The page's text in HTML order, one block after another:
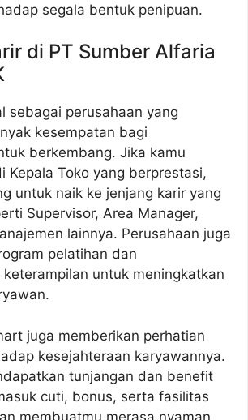
segala bentuk penipuan.
di PT Sumber Alfaria
sebagai perusahaan yang
kesempatan bagi
berkembang. Jika kamu
Kepala Toko yang berprestasi,
untuk naik ke jenjang karir yang
Supervisor, Area Manager,
lainnya. Perusahaan juga
pelatihan dan
untuk meningkatkan
juga memberikan perhatian
kesejahteraan karyawannya.
tunjangan dan benefit
cuti, bonus, serta fasilitas
membuatmu merasa nyaman